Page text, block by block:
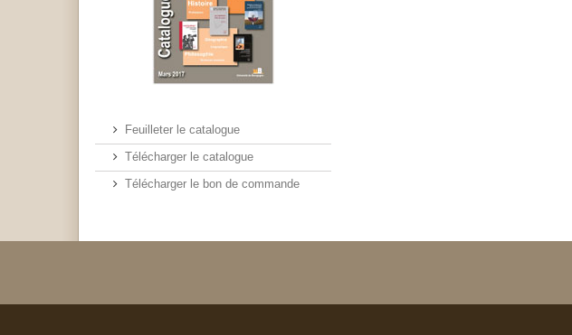
Feuilleter le catalogue
Télécharger le catalogue
Télécharger le bon de commande